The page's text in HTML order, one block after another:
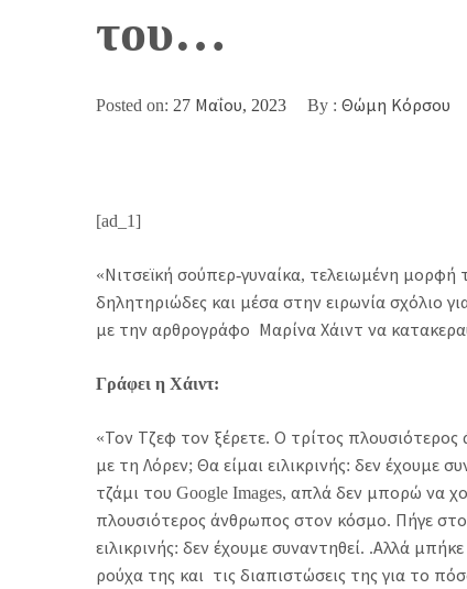
του…
Posted on: 27 Μαΐου, 2023 By : Θώμη Κόρσου
[ad_1]
«Νιτσεϊκή σούπερ-γυναίκα, τελειωμένη
δηλητηριώδες και μέσα στην ειρωνία σχόλιο
με την αρθρογράφο Μαρίνα Χάιντ να
Γράφει η Χάιντ:
«Τον Τζεφ τον ξέρετε. Ο τρίτος
με τη Λόρεν; Θα είμαι ειλικρινής: δεν
τζάμι του Google Images, απλά δεν μπορώ να
πλουσιότερος άνθρωπος στον κόσμο. Πήγε
ειλικρινής: δεν έχουμε συναντηθεί. .Αλλά
ρούχα της και τις διαπιστώσεις της για το